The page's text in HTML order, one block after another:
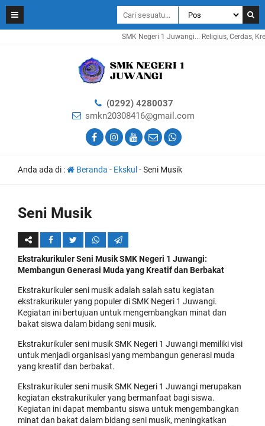
SMK Negeri 1 Juwangi... Religius, Cerdas,
(0292) 4280037
smkn20308416@gmail.com
Anda ada di : Beranda - Ekskul -Seni Musik
Seni Musik
Ekstrakurikuler Seni Musik SMK Negeri 1 Juwangi:
Membangun Generasi Muda yang Kreatif dan Berbakat
Ekstrakurikuler seni musik adalah salah satu kegiatan
ekstrakurikuler yang populer di SMK Negeri 1 Juwangi.
Kegiatan ini bertujuan untuk mengembangkan minat dan
bakat siswa dalam bidang seni musik.
Ekstrakurikuler seni musik SMK Negeri 1 Juwangi memiliki visi
untuk menjadi organisasi yang membangun generasi muda
yang kreatif dan berbakat.
Ekstrakurikuler seni musik SMK Negeri 1 Juwangi merupakan
kegiatan ekstrakurikuler yang bermanfaat bagi siswa.
Kegiatan ini dapat membantu siswa untuk mengembangkan
minat dan bakat dalam bidang seni musik, meningkatkan